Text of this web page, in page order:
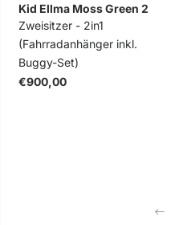
Kid Ellma Moss Green 2
Zweisitzer - 2in1
(Fahrradanhänger inkl.
Buggy-Set)
€900,00